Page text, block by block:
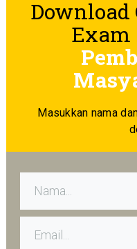
Download
Exam
Masukkan nama